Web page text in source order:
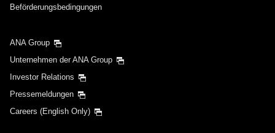
Beförderungsbedingungen
ANA Group
Unternehmen der ANA Group
Investor Relations
Pressemeldungen
Careers (English Only)